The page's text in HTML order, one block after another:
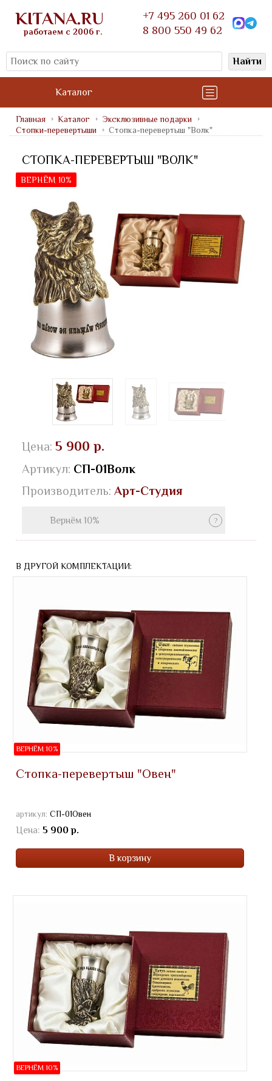
KITANA.RU
работаем с 2006 г.
+7 495 260 01 62
8 800 550 49 62
Найти
Каталог
Главная Каталог
Эксклюзивные подарки
Стопки-перевертыши
Стопка-перевертыш "Волк"
СТОПКА-ПЕРЕВЕРТЫШ "ВОЛК"
ВЕРНЁМ 10%
Цена: 5 900 р.
Артикул: СП-01Волк
Производитель: Арт-Студия
Вернём 10%
В ДРУГОЙ КОМПЛЕКТАЦИИ:
ВЕРНЁМ 10%
Стопка-перевертыш "Овен"
артикул: СП-01Овен
Цена: 5 900 р.
В корзину
ВЕРНЁМ 10%